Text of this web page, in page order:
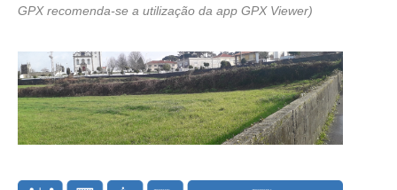
GPX recomenda-se a utilização da app GPX Viewer)